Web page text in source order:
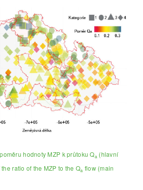
hodnoty MZP k průtoku Qa (hlavní
ratio of the MZP to the Qa flow (main